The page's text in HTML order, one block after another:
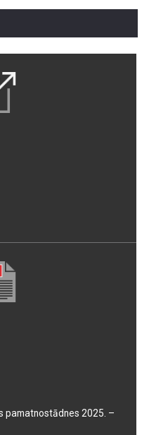
pamatnostādnes 2025. –